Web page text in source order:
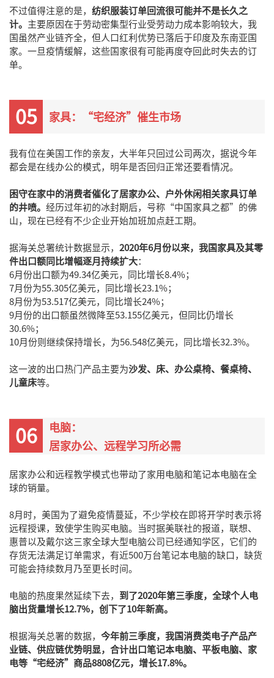
不过值得注意的是， 纺织服装订单回流很可能并不是长久之
计。 主要原因在于劳动密集型行业受劳动力成本影响较大，我
国虽然产业链齐全，但人口红利优势已落后于印度及东南亚国
家。一旦疫情缓解，这些国家很有可能再度夺回此时失去的订
单。
05 家具：“宅经济”催生市场
我有位在美国工作的亲友，大半年只回过公司两次，据说今年
都会是在线办公的模式，明年是否回归正常还要看情况。
困守在家中的消费者催化了居家办公、户外休闲相关家具订单
的井喷。 经历过年初的冰封期后，号称“中国家具之都”的佛
山，现在已经有不少企业开始加班加点赶工期。
据海关总署统计数据显示， 2020年6月份以来，我国家具及其零
件出口额同比增幅逐月持续扩大：
6月份出口额为49.34亿美元，同比增长8.4%；
7月份为55.305亿美元，同比增长23.1%；
8月份为53.517亿美元，同比增长24%；
9月份的出口额虽然微降至53.155亿美元，但同比仍增长
30.6%；
10月份则继续保持增长，为56.548亿美元，同比增长32.3%。
这一波的出口热门产品主要为沙发、床、办公桌椅、餐桌椅、
儿童床等。
06
电脑：
居家办公、远程学习所必需
居家办公和远程教学模式也带动了家用电脑和笔记本电脑在全
球的销量。
8月时，美国为了避免疫情蔓延，不少学校在即将开学时表示将
远程授课，致使学生购买电脑。当时据美联社的报道，联想、
惠普以及戴尔这三家全球大型电脑公司已经通知学区，它们的
存货无法满足订单需求，有近500万台笔记本电脑的缺口，缺货
可能会持续数月乃至更长时间。
电脑的热度果然延续下去， 到了2020年第三季度，全球个人电
脑出货量增长12.7%，创下了10年新高。
根据海关总署的数据， 今年前三季度，我国消费类电子产品产
业链、供应链优势明显，合计出口笔记本电脑、平板电脑、家
电等“宅经济”商品8808亿元，增长17.8%。